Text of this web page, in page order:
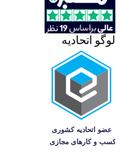
لوگو اتحادیه